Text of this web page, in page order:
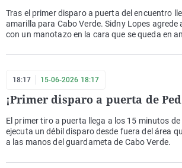
Tras el primer disparo a puerta del encuentro
amarilla para Cabo Verde. Sidny Lopes agrede
con un manotazo en la cara que se queda en
18:17 15-06-2026 18:17
¡Primer disparo a puerta de
El primer tiro a puerta llega a los 15 minutos
ejecuta un débil disparo desde fuera del área
a las manos del guardameta de Cabo Verde.